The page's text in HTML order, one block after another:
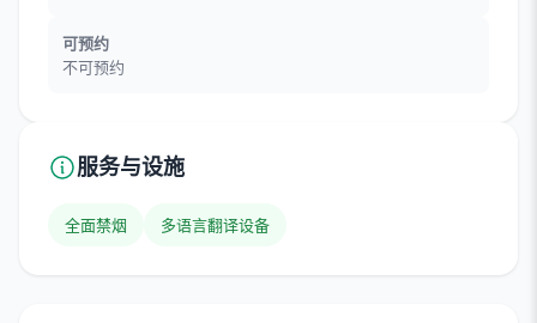
可预约
不可预约
服务与设施
全面禁烟 多语言翻译设备